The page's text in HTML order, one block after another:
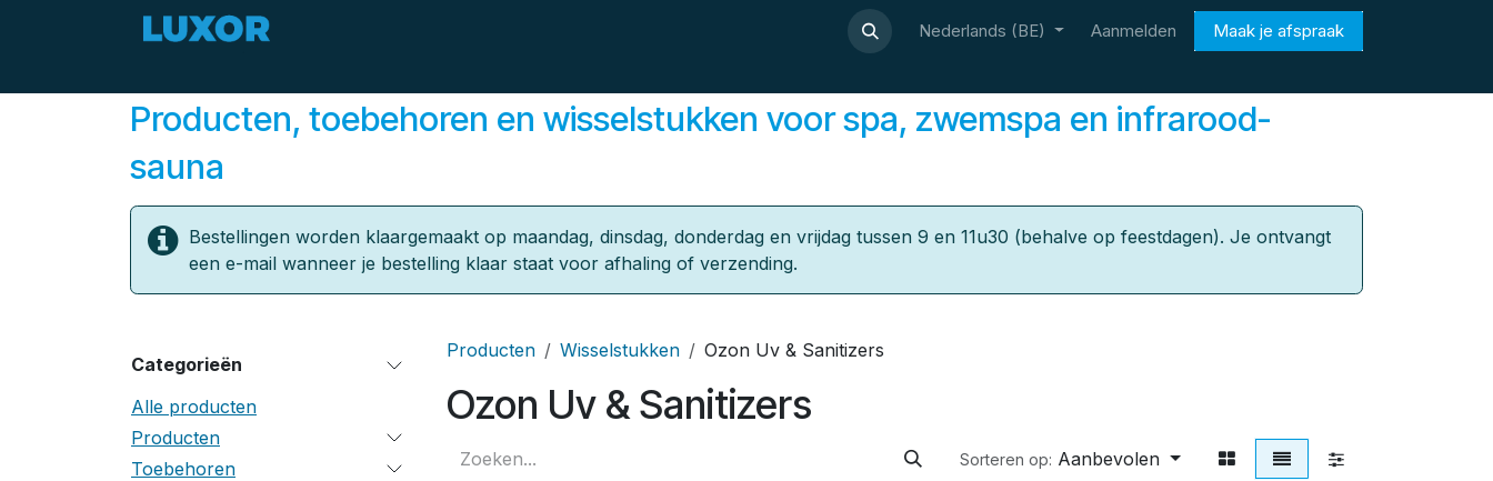
Overslaan naar inhoud
Contact Nederlands (BE) Aanmelden Maak je afspraak
Producten, toebehoren en wisselstukken ​voor spa, zwemspa en infrarood-
sauna
Bestellingen worden klaargemaakt op maandag, dinsdag, donderdag en vrijdag tussen 9 en 11u30 (behalve op feestdagen). Je ontvangt
een e-mail wanneer je bestelling klaar staat voor afhaling of verzending.
Categorieën
Alle producten
Producten
Toebehoren
Producten Wisselstukken Ozon Uv & Sanitizers
Ozon Uv & Sanitizers
Sorteren op: Aanbevolen